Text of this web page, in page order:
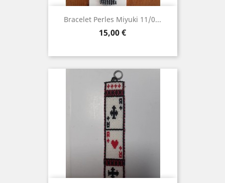
Bracelet Perles Miyuki 11/0...
Prix
15,00 €